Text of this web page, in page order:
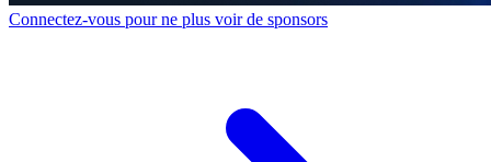
Connectez-vous pour ne plus voir de sponsors